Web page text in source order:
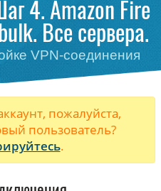
4. Amazon Fire
Все сервера.
VPN-соединения
пожалуйста,
пользователь?
.